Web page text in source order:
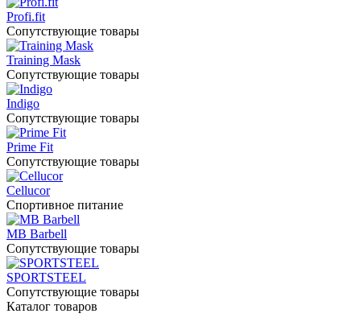
Profi.fit
Сопутствующие товары
Training Mask
Сопутствующие товары
Indigo
Сопутствующие товары
Prime Fit
Сопутствующие товары
Cellucor
Спортивное питание
MB Barbell
Сопутствующие товары
SPORTSTEEL
Сопутствующие товары
Каталог товаров